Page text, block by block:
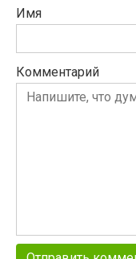
Имя
Комментарий